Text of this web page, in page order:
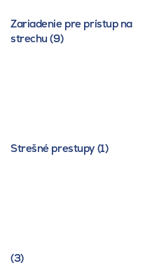
Zariadenie pre prístup na
strechu (9)
Strešné prestupy (1)
(3)